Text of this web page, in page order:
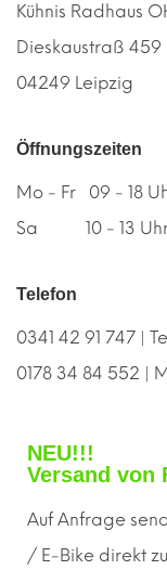
Kühnis Radhaus
Dieskaustraß 459
04249 Leipzig
Öffnungszeiten
Mo - Fr 09 - 18
Sa 10 - 13
Telefon
0341 42 91 747 |
0178 34 84 552 |
NEU!!!
Versand von
Auf Anfrage
/ E-Bike direkt